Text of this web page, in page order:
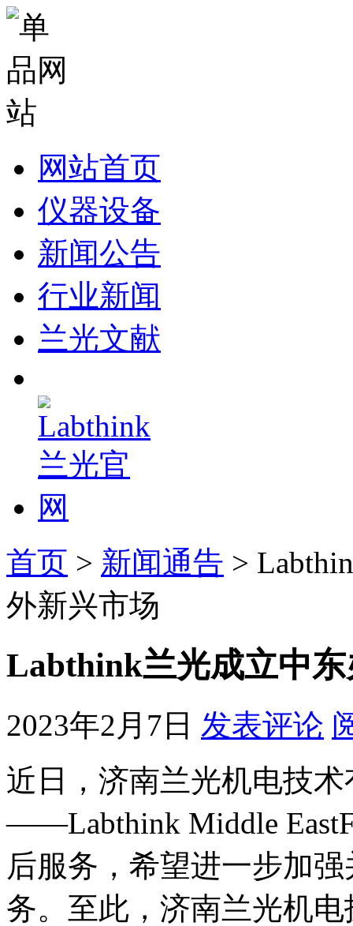
网站首页
仪器设备
新闻公告
行业新闻
兰光文献
首页 > 新闻通告 >
外新兴市场
Labthink兰光成立中
2023年2月7日 发表评论
近日，济南兰光机电技
——Labthink Middle
后服务，希望进一步加
务。至此，济南兰光机